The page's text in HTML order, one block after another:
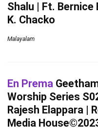
Shalu | Ft. Bernice
K. Chacko
Malayalam
En Prema
Worship Series
Rajesh Elappara |
Media